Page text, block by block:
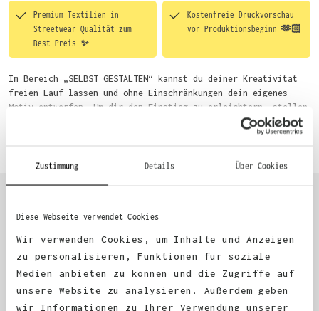
Zustimmung Details Über Cookies
Diese Webseite verwendet Cookies
Wir verwenden Cookies, um Inhalte und Anzeigen
zu personalisieren, Funktionen für soziale
Medien anbieten zu können und die Zugriffe auf
unsere Website zu analysieren. Außerdem geben
wir Informationen zu Ihrer Verwendung unserer
Premium Textilien in
Streetwear Qualität zum
Best-Preis ✨
Kostenfreie Druckvorschau
vor Produktionsbeginn 🫶🏻
Im Bereich „SELBST GESTALTEN“ kannst du deiner Kreativität
freien Lauf lassen und ohne Einschränkungen dein eigenes
Motiv entwerfen. Um dir den Einstieg zu erleichtern, stellen
wir eine von unseren Designern vorgefertigte Vorlage bereit.
Wähle einfach deine Wunsch-Produkte auf dieser Seite aus und
du auch bequem über das Bestellformular, per E-Mail oder
KUNDEN FEEDBACK 🫶
Excellent